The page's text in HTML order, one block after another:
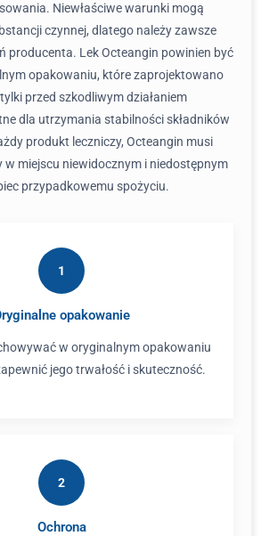
Niewłaściwe warunki mogą
czynnej, dlatego należy zawsze
producenta. Lek Octeangin powinien być
opakowaniu, które zaprojektowano
przed szkodliwym działaniem
dla utrzymania stabilności składników
produkt leczniczy, Octeangin musi
w miejscu niewidocznym i niedostępnym
przypadkowemu spożyciu.
1
opakowanie
w oryginalnym opakowaniu
jego trwałość i skuteczność.
2
Ochrona